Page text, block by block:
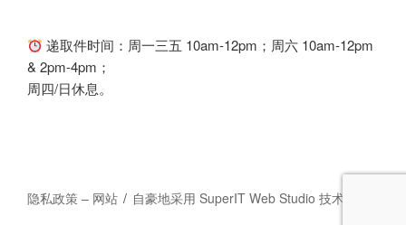
递取件时间：周一三五 10am-12pm；周六 10am-12pm
& 2pm-4pm；
周四/日休息。
隐私政策 – 网站 自豪地采用 SuperIT Web Studio 技术